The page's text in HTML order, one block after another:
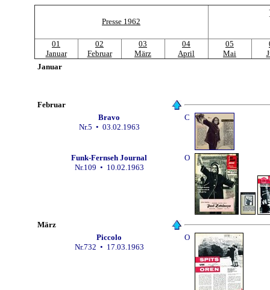
Presse 1962
01
Januar
02
Februar
03
März
04
April
05
Mai
Januar
Februar
Bravo
Nr.5 • 03.02.1963
C
Funk-Fernseh Journal
Nr.109 • 10.02.1963
O
März
Piccolo
Nr.732 • 17.03.1963
O